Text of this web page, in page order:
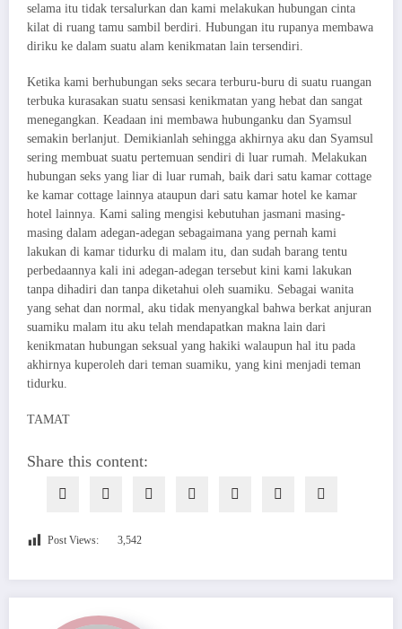
selama itu tidak tersalurkan dan kami melakukan hubungan cinta
kilat di ruang tamu sambil berdiri. Hubungan itu rupanya membawa
diriku ke dalam suatu alam kenikmatan lain tersendiri.
Ketika kami berhubungan seks secara terburu-buru di suatu ruangan
terbuka kurasakan suatu sensasi kenikmatan yang hebat dan sangat
menegangkan. Keadaan ini membawa hubunganku dan Syamsul
semakin berlanjut. Demikianlah sehingga akhirnya aku dan Syamsul
sering membuat suatu pertemuan sendiri di luar rumah. Melakukan
hubungan seks yang liar di luar rumah, baik dari satu kamar cottage
ke kamar cottage lainnya ataupun dari satu kamar hotel ke kamar
hotel lainnya. Kami saling mengisi kebutuhan jasmani masing-
masing dalam adegan-adegan sebagaimana yang pernah kami
lakukan di kamar tidurku di malam itu, dan sudah barang tentu
perbedaannya kali ini adegan-adegan tersebut kini kami lakukan
tanpa dihadiri dan tanpa diketahui oleh suamiku. Sebagai wanita
yang sehat dan normal, aku tidak menyangkal bahwa berkat anjuran
suamiku malam itu aku telah mendapatkan makna lain dari
kenikmatan hubungan seksual yang hakiki walaupun hal itu pada
akhirnya kuperoleh dari teman suamiku, yang kini menjadi teman
tidurku.
TAMAT
Share this content:
Post Views: 3,542